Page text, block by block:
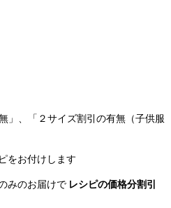
」、「２サイズ割引の有無（子供服
をお付けします
みのお届けで レシピの価格分割引